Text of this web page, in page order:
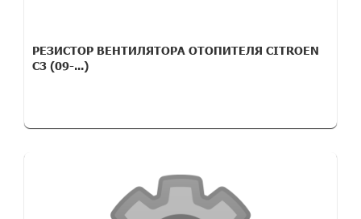
РЕЗИСТОР ВЕНТИЛЯТОРА ОТОПИТЕЛЯ CITROEN
C3 (09-...)